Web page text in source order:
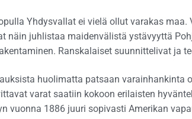
Yhdysvallat ei vielä ollut varakas
näin juhlistaa maidenvälistä ystävyyttä
Ranskalaiset suunnittelivat ja
huolimatta patsaan varainhankinta
varat saatiin kokoon erilaisten
vuonna 1886 juuri sopivasti Amerikan